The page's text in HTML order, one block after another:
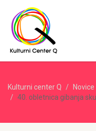
Kulturni center Q
Novice
40. obletnica gibanja